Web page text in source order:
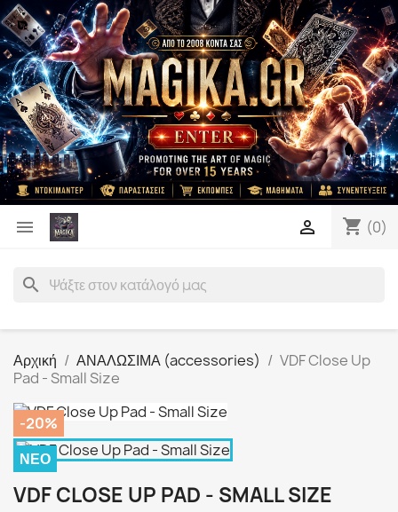
 shopping_cart (0)

search
Αρχική ΑΝΑΛΩΣΙΜΑ (accessories)
VDF Close Up
Pad - Small Size
-20%
ΝΈΟ
VDF CLOSE UP PAD - SMALL SIZE